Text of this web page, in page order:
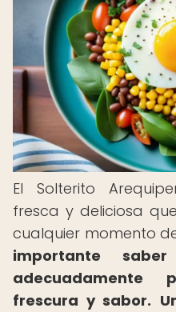
El Solterito
fresca y deliciosa
cualquier momento
importante
frescura y sabor.